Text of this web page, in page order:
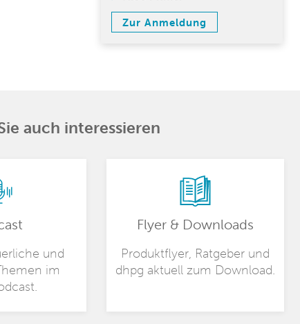
Zur Anmeldung
auch interessieren
und
im
Flyer & Downloads
Produktflyer, Ratgeber und
dhpg aktuell zum Download.